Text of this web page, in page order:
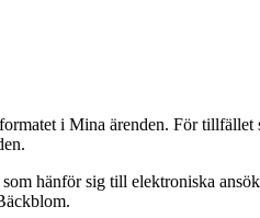
i Mina ärenden. För
hänför sig till elektroniska